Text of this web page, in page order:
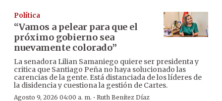
Política
“Vamos a pelear para que el
próximo gobierno sea
nuevamente colorado”
La senadora Lilian Samaniego quiere ser presidenta y
critica que Santiago Peña no haya solucionado las
carencias de la gente. Está distanciada de los líderes de
la disidencia y cuestiona la gestión de Cartes.
Agosto 9, 2026 04:00 a. m. · Ruth Benítez Díaz